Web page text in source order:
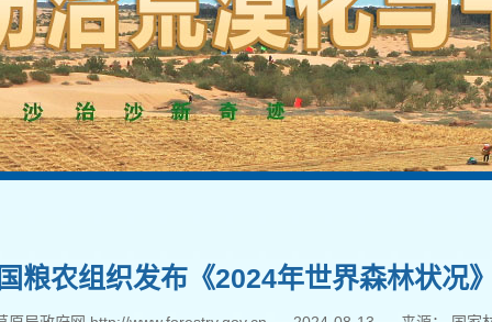
粮农组织发布《2024年世界森林状况